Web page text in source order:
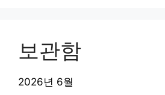
보관함
2026년 6월